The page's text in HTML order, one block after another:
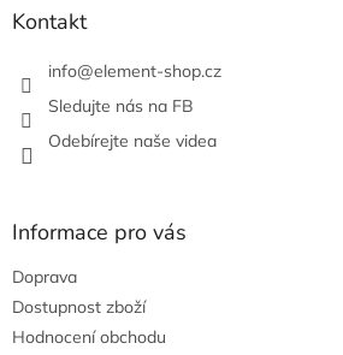
Kontakt
info@element-shop.cz
Sledujte nás na FB
Odebírejte naše videa
Informace pro vás
Doprava
Dostupnost zboží
Hodnocení obchodu